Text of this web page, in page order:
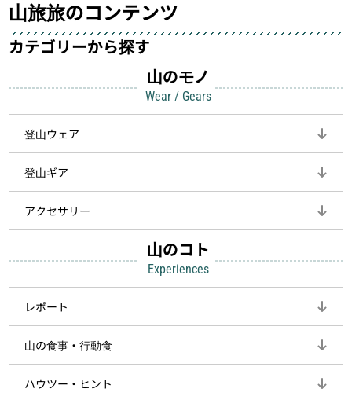
山旅旅のコンテンツ
カテゴリーから探す
山のモノ
Wear / Gears
登山ウェア
登山ギア
アクセサリー
山のコト
Experiences
レポート
山の食事・行動食
ハウツー・ヒント